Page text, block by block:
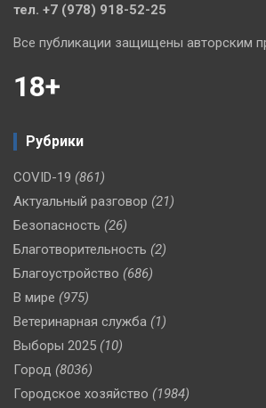
тел. +7 (978) 918-52-25
Все публикации защищены авторским
18+
Рубрики
COVID-19 (861)
Актуальный разговор (21)
Безопасность (26)
Благотворительность (2)
Благоустройство (686)
В мире (975)
Ветеринарная служба (1)
Выборы 2025 (10)
Город (8036)
Городское хозяйство (1984)